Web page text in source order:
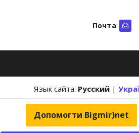
Почта
Язык сайта: Русский |
Допомогти Bigmir)net